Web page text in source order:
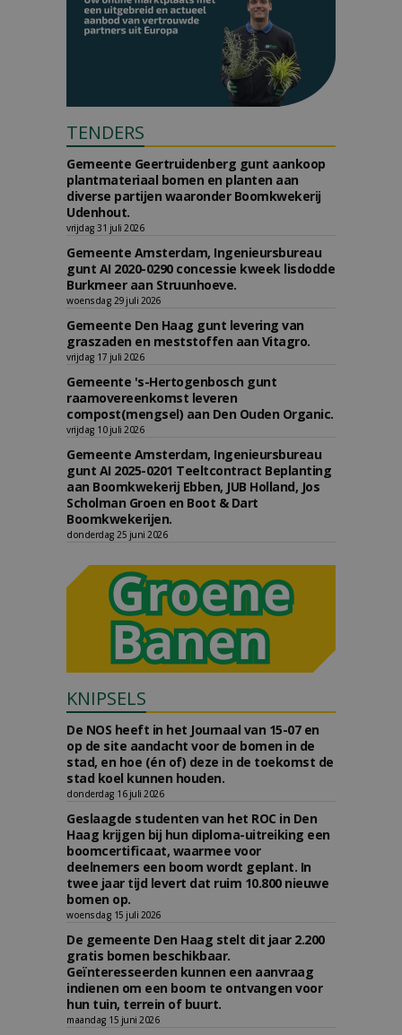
TENDERS
Gemeente Geertruidenberg gunt aankoop
plantmateriaal bomen en planten aan
diverse partijen waaronder Boomkwekerij
Udenhout.
vrijdag 31 juli 2026
Gemeente Amsterdam, Ingenieursbureau
gunt AI 2020-0290 concessie kweek lisdodde
Burkmeer aan Struunhoeve.
woensdag 29 juli 2026
Gemeente Den Haag gunt levering van
graszaden en meststoffen aan Vitagro.
vrijdag 17 juli 2026
Gemeente 's-Hertogenbosch gunt
raamovereenkomst leveren
compost(mengsel) aan Den Ouden Organic.
vrijdag 10 juli 2026
Gemeente Amsterdam, Ingenieursbureau
gunt AI 2025-0201 Teeltcontract Beplanting
aan Boomkwekerij Ebben, JUB Holland, Jos
Scholman Groen en Boot & Dart
Boomkwekerijen.
donderdag 25 juni 2026
KNIPSELS
De NOS heeft in het Journaal van 15-07 en
op de site aandacht voor de bomen in de
stad, en hoe (én of) deze in de toekomst de
stad koel kunnen houden.
donderdag 16 juli 2026
Geslaagde studenten van het ROC in Den
Haag krijgen bij hun diploma-uitreiking een
boomcertificaat, waarmee voor
deelnemers een boom wordt geplant. In
twee jaar tijd levert dat ruim 10.800 nieuwe
bomen op.
woensdag 15 juli 2026
De gemeente Den Haag stelt dit jaar 2.200
gratis bomen beschikbaar.
Geïnteresseerden kunnen een aanvraag
indienen om een boom te ontvangen voor
hun tuin, terrein of buurt.
maandag 15 juni 2026